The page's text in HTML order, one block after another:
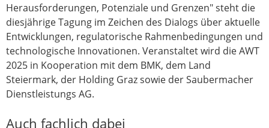
Herausforderungen, Potenziale und Grenzen" steht die
diesjährige Tagung im Zeichen des Dialogs über aktuelle
Entwicklungen, regulatorische Rahmenbedingungen und
technologische Innovationen. Veranstaltet wird die AWT
2025 in Kooperation mit dem BMK, dem Land
Steiermark, der Holding Graz sowie der Saubermacher
Dienstleistungs AG.
Auch fachlich dabei